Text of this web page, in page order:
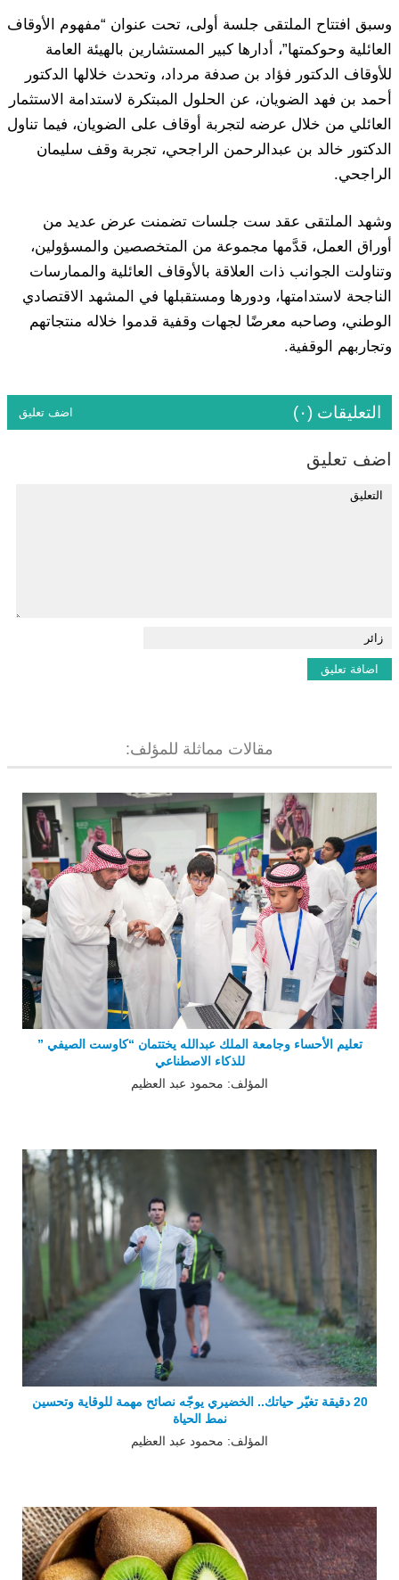
وسبق افتتاح الملتقى جلسة أولى، تحت عنوان “مفهوم الأوقاف
العائلية وحوكمتها”، أدارها كبير المستشارين بالهيئة العامة
للأوقاف الدكتور فؤاد بن صدفة مرداد، وتحدث خلالها الدكتور
أحمد بن فهد الضويان، عن الحلول المبتكرة لاستدامة الاستثمار
العائلي من خلال عرضه لتجربة أوقاف على الضويان، فيما تناول
الدكتور خالد بن عبدالرحمن الراجحي، تجربة وقف سليمان
الراجحي.
وشهد الملتقى عقد ست جلسات تضمنت عرض عديد من
أوراق العمل، قدَّمها مجموعة من المتخصصين والمسؤولين،
وتناولت الجوانب ذات العلاقة بالأوقاف العائلية والممارسات
الناجحة لاستدامتها، ودورها ومستقبلها في المشهد الاقتصادي
الوطني، وصاحبه معرضًا لجهات وقفية قدموا خلاله منتجاتهم
وتجاربهم الوقفية.
التعليقات (٠) اضف تعليق
اضف تعليق
مقالات مماثلة للمؤلف:
تعليم الأحساء وجامعة الملك عبدالله يختتمان “كاوست الصيفي ”
للذكاء الاصطناعي
المؤلف: محمود عبد العظيم
20 دقيقة تغيّر حياتك.. الخضيري يوجّه نصائح مهمة للوقاية وتحسين
نمط الحياة
المؤلف: محمود عبد العظيم